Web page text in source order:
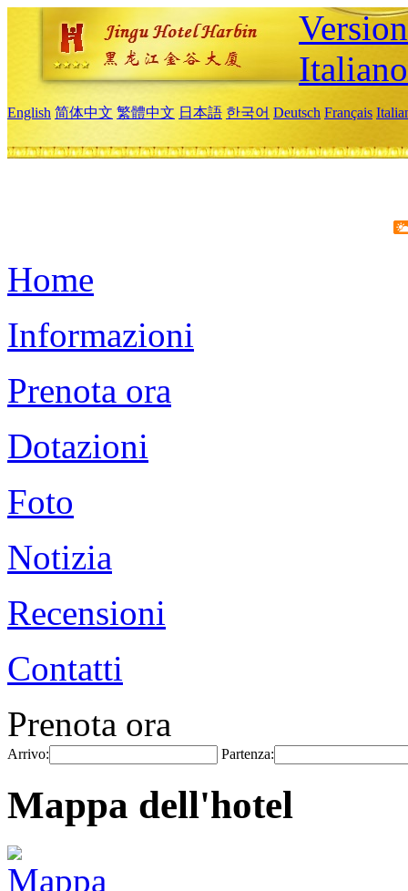
Italiano
English 简体中文 繁體中文 日本語 한국어 Deutsch Français
Home
Informazioni
Prenota ora
Dotazioni
Foto
Notizia
Recensioni
Contatti
Prenota ora
Arrivo: Partenza:
Mappa dell'hotel